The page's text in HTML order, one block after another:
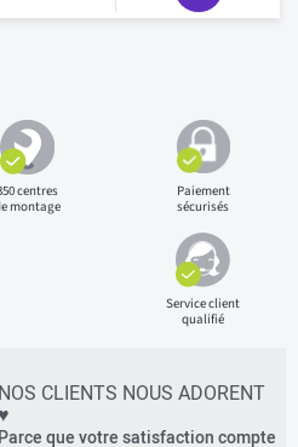
centres
montage
Paiement
sécurisés
Service client
qualifié
NOS CLIENTS NOUS ADORENT
♥
Parce que votre satisfaction compte